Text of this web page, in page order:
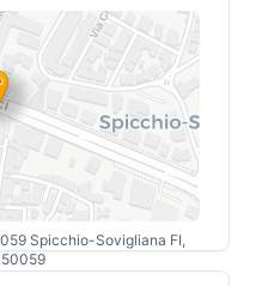
Spicchio-Sovigliana FI,